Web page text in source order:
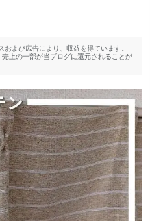
および広告により、収益を得ています。
上の一部が当ブログに還元されることが